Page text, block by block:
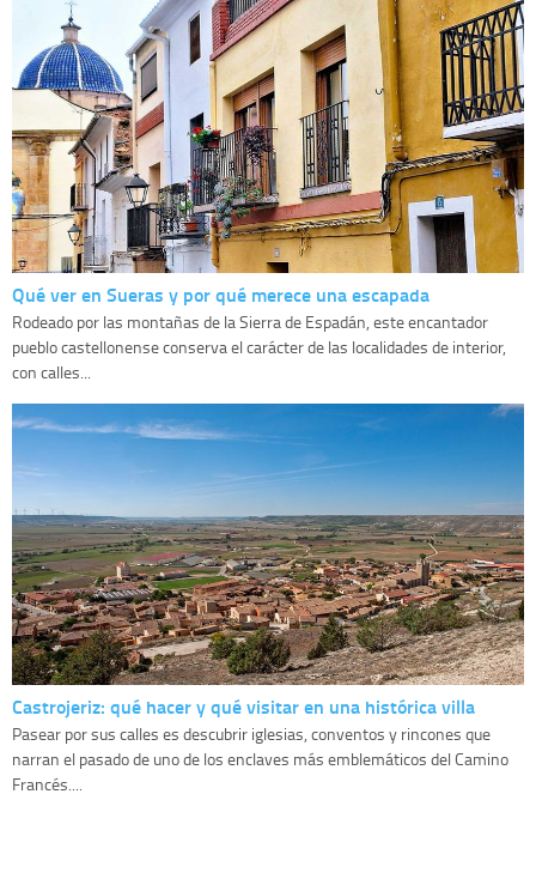
Qué ver en Sueras y por qué merece una escapada
Rodeado por las montañas de la Sierra de Espadán, este encantador
pueblo castellonense conserva el carácter de las localidades de interior,
con calles...
Castrojeriz: qué hacer y qué visitar en una histórica villa
Pasear por sus calles es descubrir iglesias, conventos y rincones que
narran el pasado de uno de los enclaves más emblemáticos del Camino
Francés....